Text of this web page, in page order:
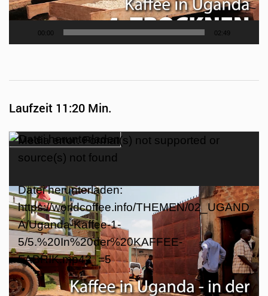
00:00 02:49
Laufzeit 11:20 Min.
Video-
Player
Media error: Format(s) not supported or
source(s) not found
Datei herunterladen:
https://worldcoffee.info/THEMEN/02_UGAND
A/Uganda-Kaffee-1-
5/5.%20In%20der%20KAFFEE-
FABRIK.mp4?_=5